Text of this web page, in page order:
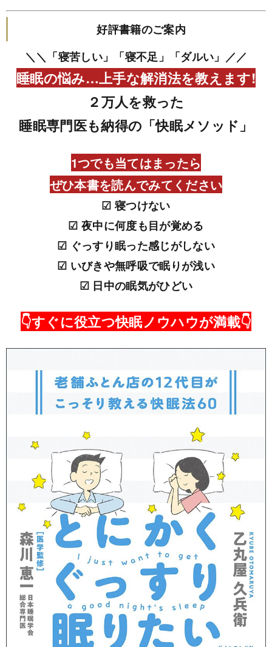
好評書籍のご案内
＼＼「寝苦しい」「寝不足」「ダルい」／／
睡眠の悩み…上手な解消法を教えます!
２万人を救った
睡眠専門医も納得の「快眠メソッド」
1つでも当てはまったら
ぜひ本書を読んでみてください
☑ 寝つけない
☑ 夜中に何度も目が覚める
☑ ぐっすり眠った感じがしない
☑ いびきや無呼吸で眠りが浅い
☑ 日中の眠気がひどい
👇すぐに役立つ快眠ノウハウが満載👇